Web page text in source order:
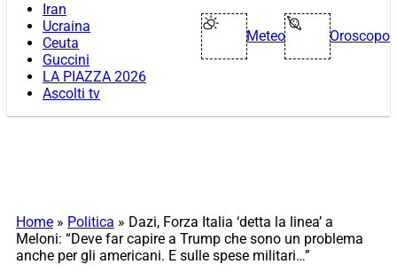
Iran
Ucraina
Ceuta
Guccini
LA PIAZZA 2026
Ascolti tv
Meteo Oroscopo
Home » Politica » Dazi, Forza Italia ‘detta la linea’ a
Meloni: “Deve far capire a Trump che sono un problema
anche per gli americani. E sulle spese militari…”